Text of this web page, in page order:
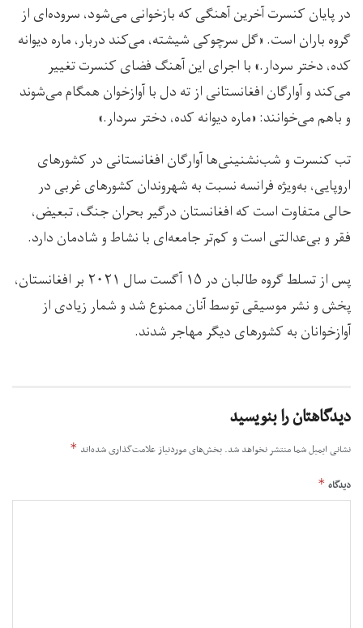
در پایان کنسرت آخرین آهنگی که بازخوانی می‌شود، سروده‌ای از
گروه باران است. «گل سرچوکی شیشته، می‌کند دربار، ماره دیوانه
کده، دختر سردار.» با اجرای این آهنگ فضای کنسرت تغییر
می‌کند و آوارگان افغانستانی از ته دل با آوازخوان همگام می‌شوند
و باهم می‌خوانند: «ماره دیوانه کده، دختر سردار.»
تب کنسرت و شب‌نشنینی‌ها آوارگان افغانستانی در کشورهای
اروپایی، به‌ویژه فرانسه نسبت به شهروندان کشورهای غربی در
حالی متفاوت است که افغانستان درگیر بحران‌ جنگ، تبعیض،
فقر و بی‌عدالتی است و کم‌تر جامعه‌‌ای با نشاط و شادمان دارد.
پس از تسلط گروه طالبان در ۱۵ آگست سال ۲۰۲۱ بر افغانستان،
پخش و نشر موسیقی توسط آنان ممنوع شد و شمار زیادی از
آوازخوانان به کشورهای دیگر مهاجر شدند.
دیدگاهتان را بنویسید
نشانی ایمیل شما منتشر نخواهد شد. بخش‌های موردنیاز علامت‌گذاری شده‌اند *
دیدگاه *